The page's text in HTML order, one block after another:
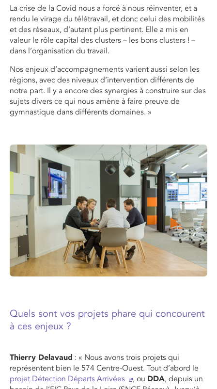
La crise de la Covid nous a forcé à nous réinventer, et a
rendu le virage du télétravail, et donc celui des mobilités
et des réseaux, d’autant plus pertinent. Elle a mis en
valeur le rôle capital des clusters – les bons clusters ! –
dans l’organisation du travail.
Nos enjeux d’accompagnements varient aussi selon les
régions, avec des niveaux d’intervention différents de
notre part. Il y a encore des synergies à construire sur des
sujets divers ce qui nous amène à faire preuve de
gymnastique dans différents domaines. »
Quels sont vos projets phare qui concourent
à ces enjeux ?
Thierry Delavaud : « Nous avons trois projets qui
représentent bien le 574 Centre-Ouest. Tout d’abord le
projet Détection Départs Arrivées
, ou DDA, depuis un